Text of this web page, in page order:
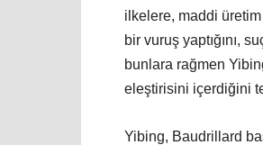
ilkelere, maddi
bir vuruş yaptığını,
bunlara rağmen
eleştirisini içerdiğini
Yibing, Baudrillard